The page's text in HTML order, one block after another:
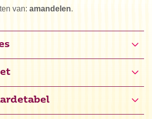
van: amandelen.
(NL-090-038)